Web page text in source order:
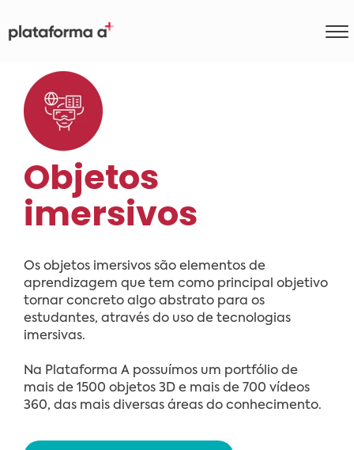
Objetos
imersivos
Os objetos imersivos são elementos de
aprendizagem que tem como principal objetivo
tornar concreto algo abstrato para os
estudantes, através do uso de tecnologias
imersivas.
Na Plataforma A possuímos um portfólio de
mais de 1500 objetos 3D e mais de 700 vídeos
360, das mais diversas áreas do conhecimento.